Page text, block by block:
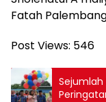
Fatah
Post Views: 546